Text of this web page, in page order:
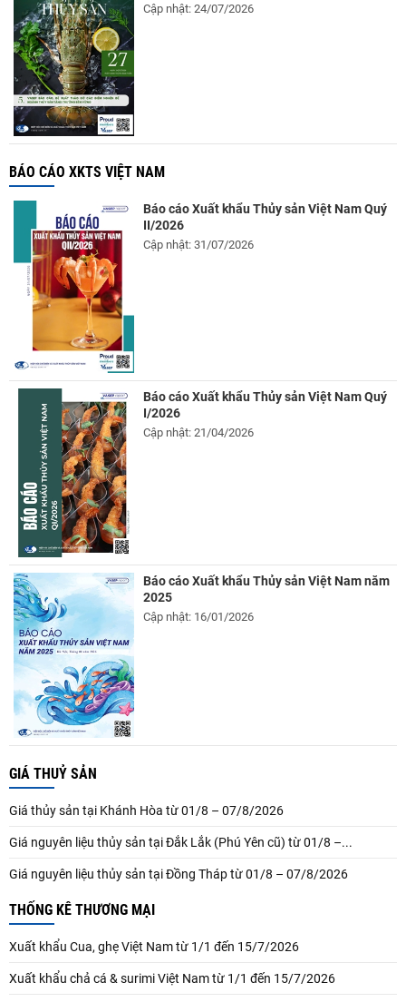
Cập nhật: 24/07/2026
BÁO CÁO XKTS VIỆT NAM
Báo cáo Xuất khẩu Thủy sản Việt Nam Quý
II/2026
Cập nhật: 31/07/2026
Báo cáo Xuất khẩu Thủy sản Việt Nam Quý
I/2026
Cập nhật: 21/04/2026
Báo cáo Xuất khẩu Thủy sản Việt Nam năm
2025
Cập nhật: 16/01/2026
GIÁ THUỶ SẢN
Giá thủy sản tại Khánh Hòa từ 01/8 – 07/8/2026
Giá nguyên liệu thủy sản tại Đắk Lắk (Phú Yên cũ) từ 01/8 –...
Giá nguyên liệu thủy sản tại Đồng Tháp từ 01/8 – 07/8/2026
THỐNG KÊ THƯƠNG MẠI
Xuất khẩu Cua, ghẹ Việt Nam từ 1/1 đến 15/7/2026
Xuất khẩu chả cá & surimi Việt Nam từ 1/1 đến 15/7/2026